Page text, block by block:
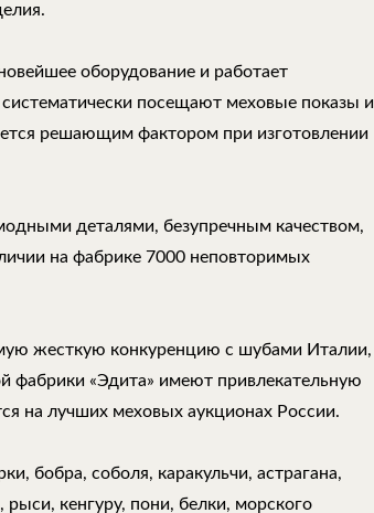
оборудование и работает
посещают меховые показы и
решающим фактором при изготовлении
деталями, безупречным качеством,
на фабрике 7000 неповторимых
жесткую конкуренцию с шубами Италии,
фабрики «Эдита» имеют привлекательную
на лучших меховых аукционах России.
бобра, соболя, каракульчи, астрагана,
кенгуру, пони, белки, морского